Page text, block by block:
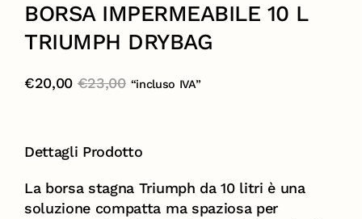
BORSA IMPERMEABILE 10 L
TRIUMPH DRYBAG
€20,00 €23,00 “incluso IVA”
Dettagli Prodotto
La borsa stagna Triumph da 10 litri è una
soluzione compatta ma spaziosa per